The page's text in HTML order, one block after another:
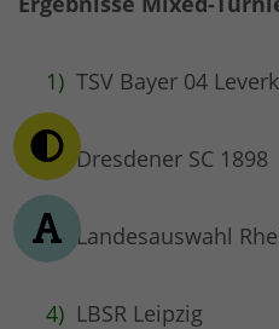
TSV Bayer 04
Dresdener SC 1898
Landesauswahl
LBSR Leipzig